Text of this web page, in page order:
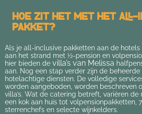
Hoe zit het met het all-
pakket?
Als je all-inclusive pakketten aan de hotels
aan het strand met ½-pension en
hier bieden de villa’s van Melissa
aan. Nog een stap verder zijn de beheerde
hotelachtige diensten. De volledige
worden aangeboden, worden beschreven
villa’s. Wat de catering betreft, variëren de
een kok aan huis tot volpensionpakketten,
sterrenchefs en selecte wijnkelders.